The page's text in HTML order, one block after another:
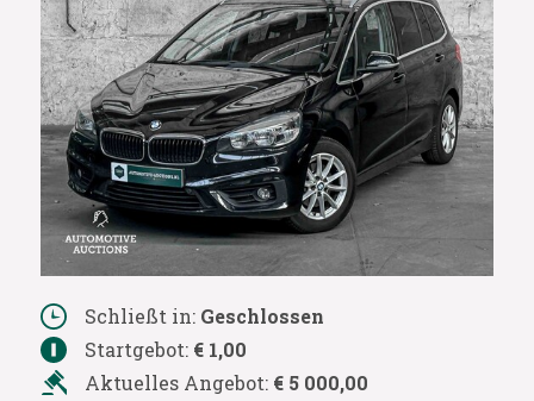
Schließt in: Geschlossen
Startgebot: € 1,00
Aktuelles Angebot: € 5 000,00